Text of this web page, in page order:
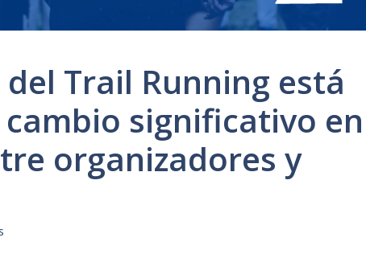
Trail Running está
significativo en
organizadores y